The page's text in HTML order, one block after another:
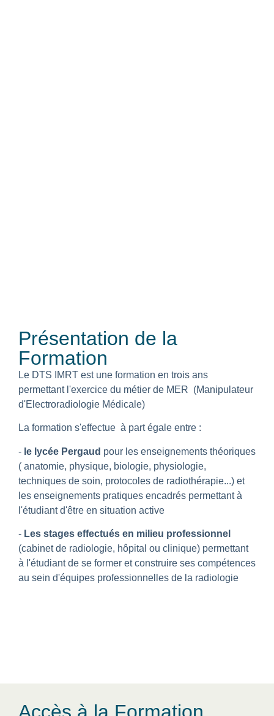
Présentation de la
Formation
Le DTS IMRT est une formation en trois ans
permettant l'exercice du métier de MER (Manipulateur
d'Electroradiologie Médicale)
La formation s'effectue à part égale entre :
- le lycée Pergaud pour les enseignements théoriques
( anatomie, physique, biologie, physiologie,
techniques de soin, protocoles de radiothérapie...) et
les enseignements pratiques encadrés permettant à
l'étudiant d'être en situation active
- Les stages effectués en milieu professionnel
(cabinet de radiologie, hôpital ou clinique) permettant
à l'étudiant de se former et construire ses compétences
au sein d'équipes professionnelles de la radiologie